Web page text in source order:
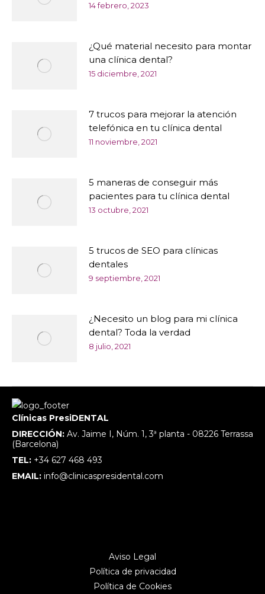
14 febrero, 2023
¿Qué material necesito para montar
una clínica dental?
15 diciembre, 2021
7 trucos para mejorar la atención
telefónica en tu clínica dental
11 noviembre, 2021
5 maneras de conseguir más
pacientes para tu clínica dental
13 octubre, 2021
5 trucos de SEO para clínicas
dentales
9 septiembre, 2021
¿Necesito un blog para mi clínica
dental? Toda la verdad
8 julio, 2021
Clínicas PresiDENTAL
DIRECCIÓN: Av. Jaime I, Núm. 1, 3ª planta - 08226 Terrassa
(Barcelona)
TEL: +34 627 468 493
EMAIL: info@clinicaspresidental.com
Aviso Legal
Política de privacidad
Política de Cookies